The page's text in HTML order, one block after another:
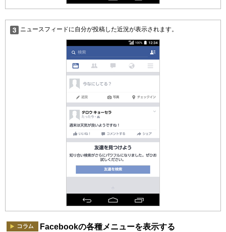
ニュースフィードに自分が投稿した近況が表示されます。
Facebookの各種メニューを表示する